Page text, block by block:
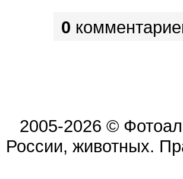
0
2005-2026 ©
России, животных.